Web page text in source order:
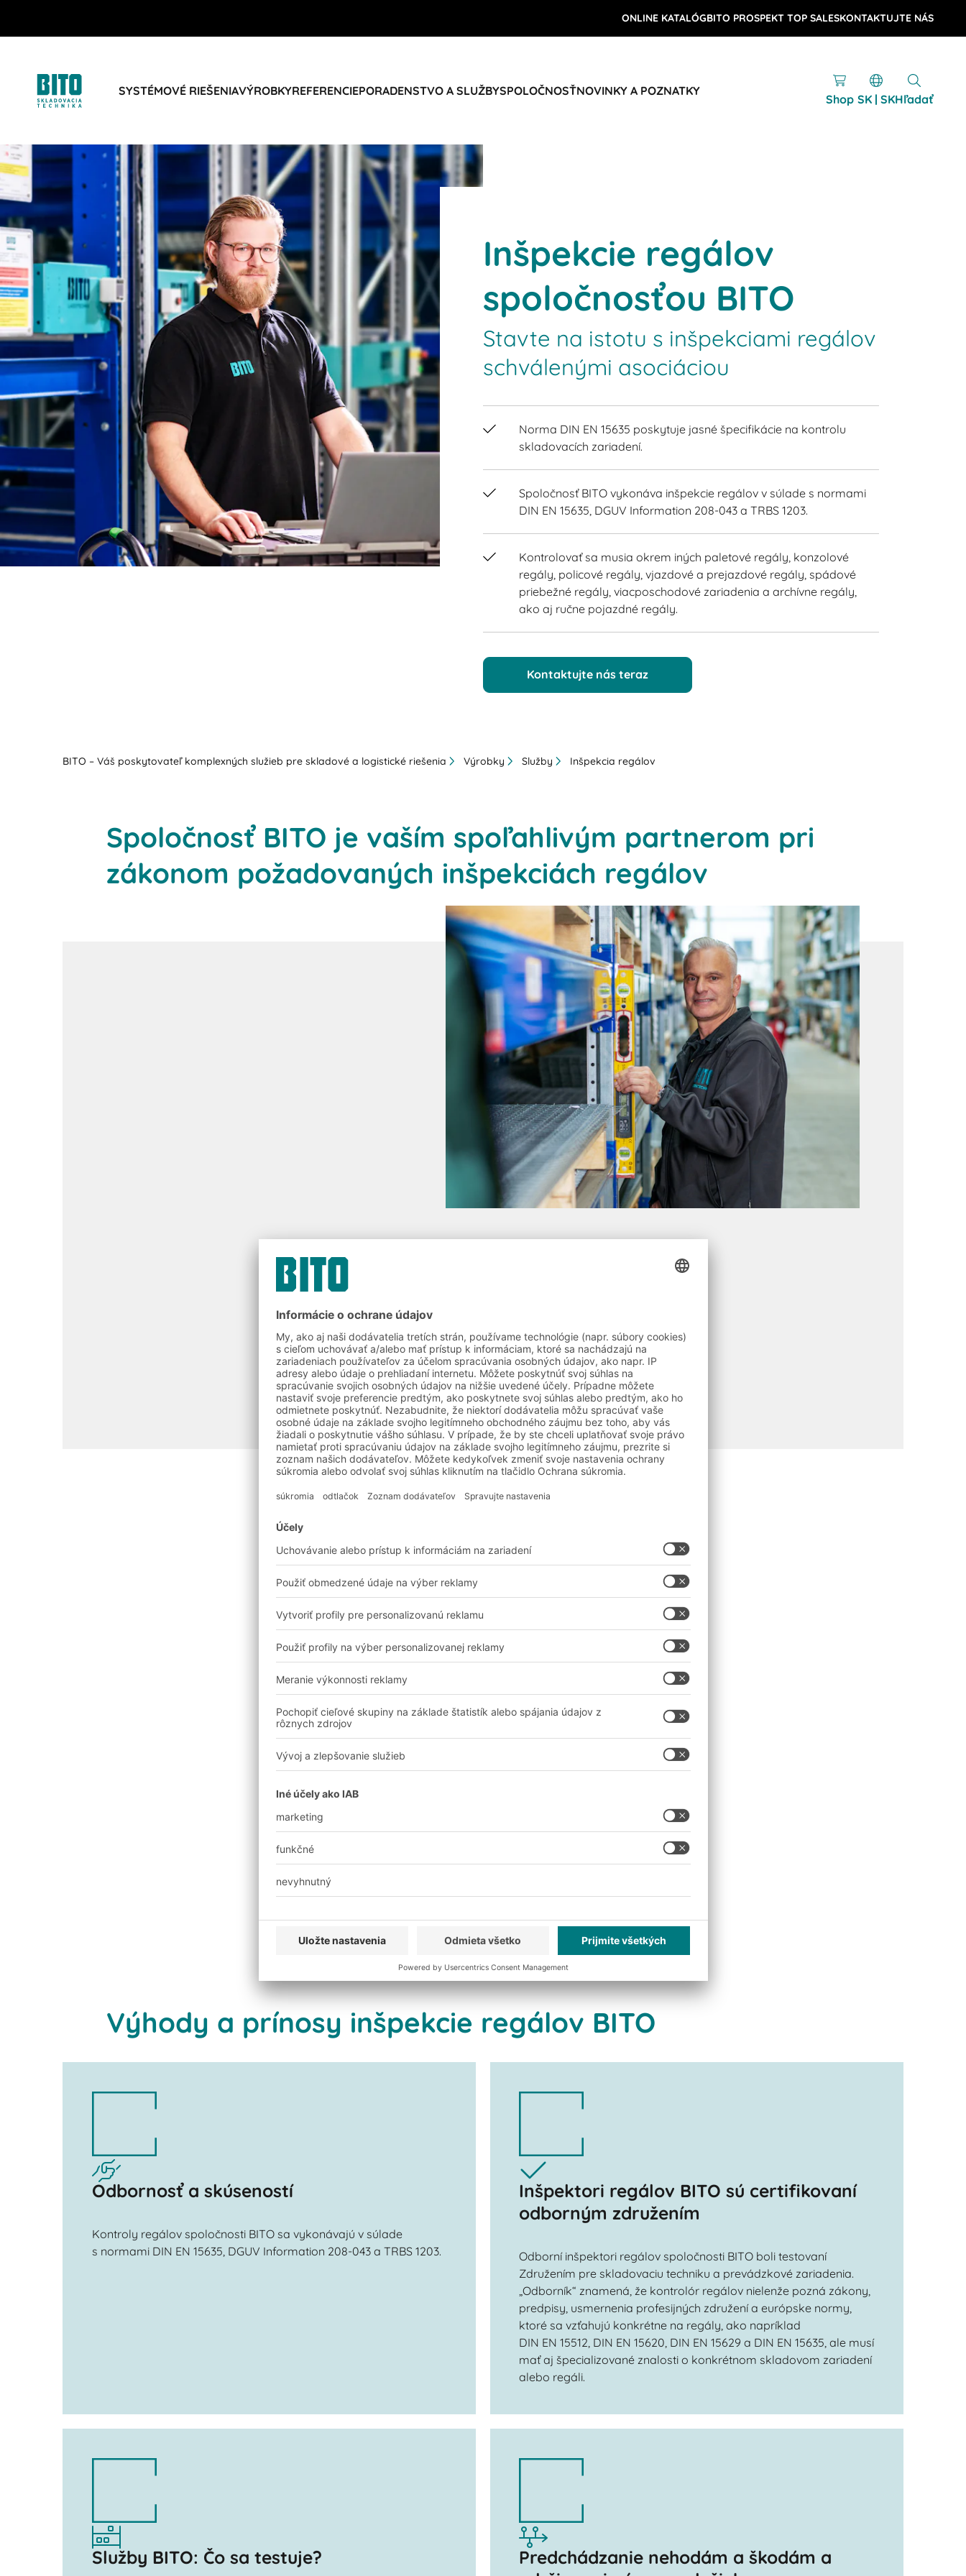
ONLINE KATALÓGBITO PROSPEKT TOP SALESKONTAKTUJTE NÁS
SYSTÉMOVÉ RIEŠENIAVÝROBKYREFERENCIEPORADENSTVO A SLUŽBYSPOLOČNOSŤNOVINKY A POZNATKY
Shop SK | SKHľadať
BIT O
Inšpekcie regálov
spoločnosťou BITO
Stavte na istotu s inšpekciami regálov
schválenými asociáciou
Norma DIN EN 15635 poskytuje jasné špecifikácie na kontrolu
skladovacích zariadení.
Spoločnosť BITO vykonáva inšpekcie regálov v súlade s normami
DIN EN 15635, DGUV Information 208-043 a TRBS 1203.
Kontrolovať sa musia okrem iných paletové regály, konzolové
regály, policové regály, vjazdové a prejazdové regály, spádové
priebežné regály, viacposchodové zariadenia a archívne regály,
ako aj ručne pojazdné regály.
Kontaktujte nás teraz
BITO – Váš poskytovateľ komplexných služieb pre skladové a logistické riešenia Výrobky Služby Inšpekcia regálov
Spoločnosť BITO je vaším spoľahlivým partnerom pri
zákonom požadovaných inšpekciách regálov
Výhody a prínosy inšpekcie regálov BITO
Odbornosť a skúseností
Kontroly regálov spoločnosti BITO sa vykonávajú v súlade
s normami DIN EN 15635, DGUV Information 208-043 a TRBS 1203.
Inšpektori regálov BITO sú certifikovaní
odborným združením
Odborní inšpektori regálov spoločnosti BITO boli testovaní
Združením pre skladovaciu techniku a prevádzkové zariadenia.
„Odborník“ znamená, že kontrolór regálov nielenže pozná zákony,
predpisy, usmernenia profesijných združení a európske normy,
ktoré sa vzťahujú konkrétne na regály, ako napríklad
DIN EN 15512, DIN EN 15620, DIN EN 15629 a DIN EN 15635, ale musí
mať aj špecializované znalosti o konkrétnom skladovom zariadení
alebo regáli.
Služby BITO: Čo sa testuje?
Predchádzanie nehodám a škodám a